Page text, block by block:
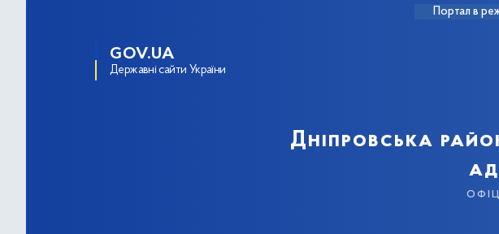
Портал в
GOV.UA
Державні сайти України
Дніпровська